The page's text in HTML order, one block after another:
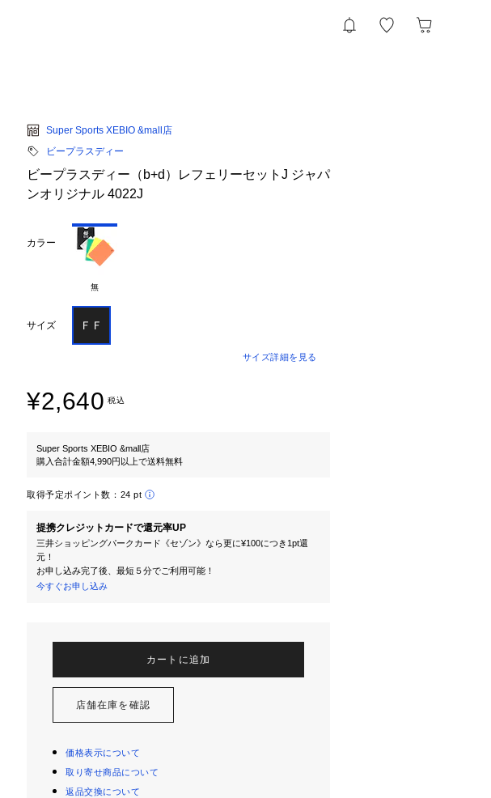
Super Sports XEBIO &mall店
ビープラスディー
ビープラスディー（b+d）レフェリーセットJ ジャパ
ンオリジナル 4022J
カラー
無
サイズ ＦＦ
サイズ詳細を見る
¥2,640 税込
Super Sports XEBIO &mall店
購入合計金額4,990円以上で送料無料
取得予定ポイント数： 24 pt
提携クレジットカードで還元率UP
三井ショッピングパークカード《セゾン》なら更に¥100につき1pt還
元！
お申し込み完了後、最短５分でご利用可能！
今すぐお申し込み
カートに追加
店舗在庫を確認
価格表示について
取り寄せ商品について
返品交換について